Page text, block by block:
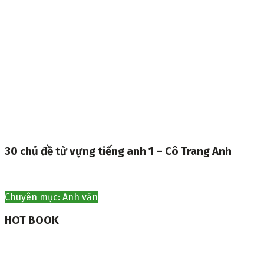
30 chủ đề từ vựng tiếng anh 1 – Cô Trang Anh
Chuyên mục: Anh văn
HOT BOOK